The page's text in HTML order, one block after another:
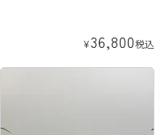
¥36,800税込